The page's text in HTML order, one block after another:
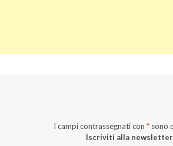
I campi contrassegnati con * sono
Iscriviti alla newsletter